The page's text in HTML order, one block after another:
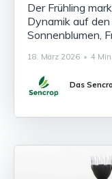
Der Frühling
Dynamik auf den
Sonnenblumen,
und jede Entscheidung
scheinen die
Temperaturen
zwischen
18. März 2026 • 4
Das